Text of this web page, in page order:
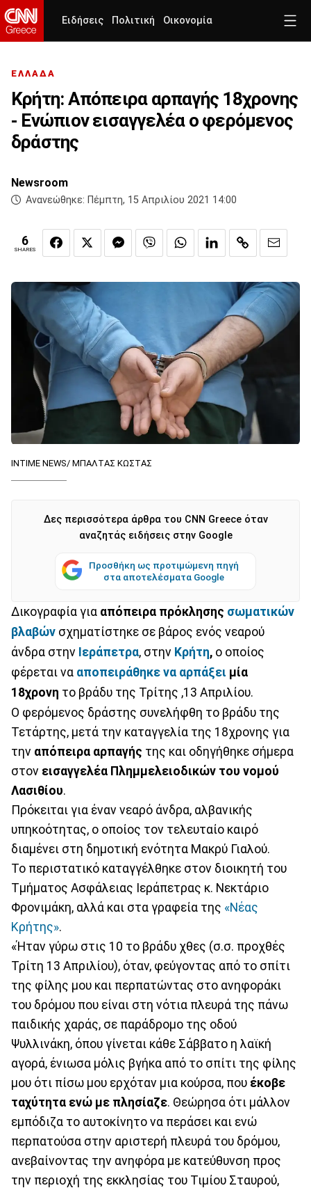
Ειδήσεις Πολιτική Οικονομία
ΕΛΛΑΔΑ
Κρήτη: Απόπειρα αρπαγής 18χρονης
- Ενώπιον εισαγγελέα ο φερόμενος
δράστης
Newsroom
Ανανεώθηκε: Πέμπτη, 15 Απριλίου 2021 14:00
6
SHARES
INTIME NEWS/ ΜΠΑΛΤΑΣ ΚΩΣΤΑΣ
Δες περισσότερα άρθρα του CNN Greece όταν
αναζητάς ειδήσεις στην Google
Προσθήκη ως προτιμώμενη πηγή
στα αποτελέσματα Google
Δικογραφία για απόπειρα πρόκλησης σωματικών
βλαβών σχηματίστηκε σε βάρος ενός νεαρού
άνδρα στην Ιεράπετρα, στην Κρήτη, ο οποίος
φέρεται να αποπειράθηκε να αρπάξει μία
18χρονη το βράδυ της Τρίτης ,13 Απριλίου.
Ο φερόμενος δράστης συνελήφθη το βράδυ της
Τετάρτης, μετά την καταγγελία της 18χρονης για
την απόπειρα αρπαγής της και οδηγήθηκε σήμερα
στον εισαγγελέα Πλημμελειοδικών του νομού
Λασιθίου.
Πρόκειται για έναν νεαρό άνδρα, αλβανικής
υπηκοότητας, ο οποίος τον τελευταίο καιρό
διαμένει στη δημοτική ενότητα Μακρύ Γιαλού.
Το περιστατικό καταγγέλθηκε στον διοικητή του
Τμήματος Ασφάλειας Ιεράπετρας κ. Νεκτάριο
Φρονιμάκη, αλλά και στα γραφεία της «Νέας
Κρήτης».
«Ήταν γύρω στις 10 το βράδυ χθες (σ.σ. προχθές
Τρίτη 13 Απριλίου), όταν, φεύγοντας από το σπίτι
της φίλης μου και περπατώντας στο ανηφοράκι
του δρόμου που είναι στη νότια πλευρά της πάνω
παιδικής χαράς, σε παράδρομο της οδού
Ψυλλινάκη, όπου γίνεται κάθε Σάββατο η λαϊκή
αγορά, ένιωσα μόλις βγήκα από το σπίτι της φίλης
μου ότι πίσω μου ερχόταν μια κούρσα, που έκοβε
ταχύτητα ενώ με πλησίαζε. Θεώρησα ότι μάλλον
εμπόδιζα το αυτοκίνητο να περάσει και ενώ
περπατούσα στην αριστερή πλευρά του δρόμου,
ανεβαίνοντας την ανηφόρα με κατεύθυνση προς
την περιοχή της εκκλησίας του Τιμίου Σταυρού,